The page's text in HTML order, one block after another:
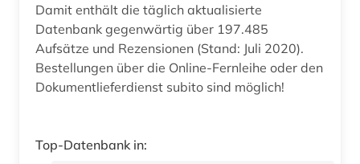
Damit enthält die täglich aktualisierte
Datenbank gegenwärtig über 197.485
Aufsätze und Rezensionen (Stand: Juli 2020).
Bestellungen über die Online-Fernleihe oder den
Dokumentlieferdienst subito sind möglich!
Top-Datenbank in: